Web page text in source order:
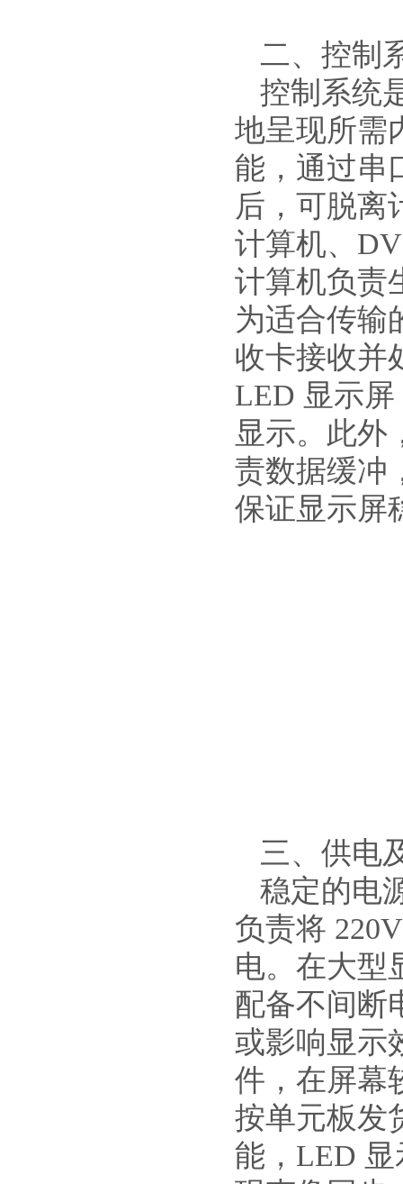
二、控制
控制系统
地呈现所需
能，通过串
后，可脱离
计算机、
计算机负责
为适合传输
收卡接收并
LED 显示
显示。此外
责数据缓冲
保证显示屏
三、供电
稳定的电
负责将
电。在大型
配备不间断
或影响显示
件，在屏幕
按单元板发
能，LED